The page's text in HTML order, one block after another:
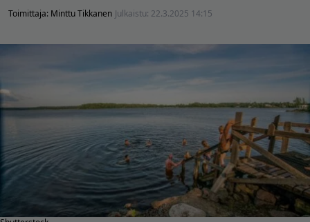
Toimittaja: Minttu Tikkanen Julkaistu: 22.3.2025 14:15